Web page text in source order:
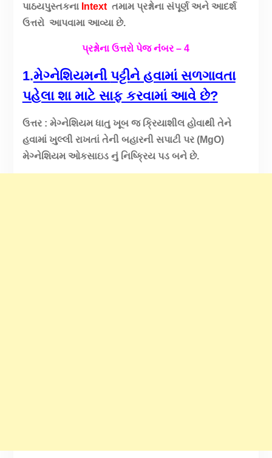
પાઠયપુસ્તકના Intext તમામ પ્રશ્નોના સંપૂર્ણ અને આદર્શ
ઉત્તરો આપવામા આવ્યા છે.
પ્રશ્નોના ઉત્તરો પેજ નંંબર – 4
1.મેગ્નેશિયમની પટ્ટીને હવામાં સળગાવતા
પહેલા શા માટે સાફ કરવામાં આવે છે?
ઉત્તર : મેગ્નેશિયમ ધાતુ ખૂબ જ ક્રિયાશીલ હોવાથી તેને
હવામાં ખુલ્લી રાખતાં તેની બહારની સપાટી પર (MgO)
મેગ્નેશિયમ ઓકસાઇડ નું નિષ્ક્રિય પડ બને છે.